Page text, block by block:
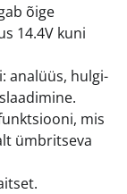
õige
14.4V kuni
analüüs, hulgi-
mis
ümbritseva